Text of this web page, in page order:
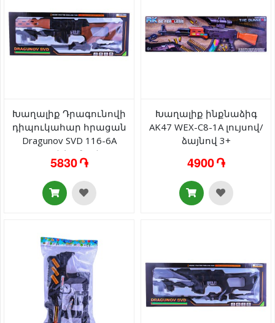
Խաղալիք Դրագունովի
դիպուկահար հրացան
Dragunov SVD 116-6A
լույսով/ձայնով 3+
5830 ֏
Խաղալիք ինքնաձիգ
AK47 WEX-C8-1A լույսով/
ձայնով 3+
4900 ֏